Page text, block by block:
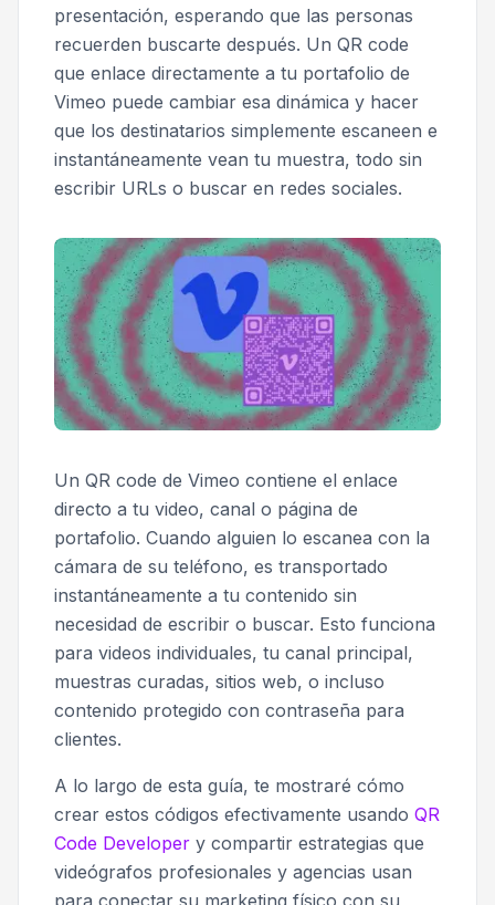
presentación, esperando que las personas
recuerden buscarte después. Un QR code
que enlace directamente a tu portafolio de
Vimeo puede cambiar esa dinámica y hacer
que los destinatarios simplemente escaneen e
instantáneamente vean tu muestra, todo sin
escribir URLs o buscar en redes sociales.
Un QR code de Vimeo contiene el enlace
directo a tu video, canal o página de
portafolio. Cuando alguien lo escanea con la
cámara de su teléfono, es transportado
instantáneamente a tu contenido sin
necesidad de escribir o buscar. Esto funciona
para videos individuales, tu canal principal,
muestras curadas, sitios web, o incluso
contenido protegido con contraseña para
clientes.
A lo largo de esta guía, te mostraré cómo
crear estos códigos efectivamente usando QR
Code Developer y compartir estrategias que
videógrafos profesionales y agencias usan